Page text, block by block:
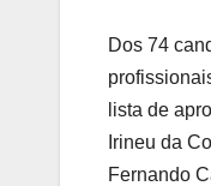
Dos 74
lista de
Irineu da
Fernando